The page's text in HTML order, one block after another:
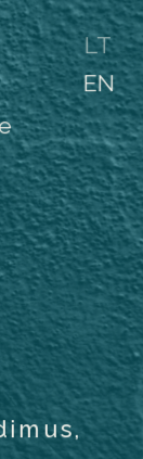
LT
EN